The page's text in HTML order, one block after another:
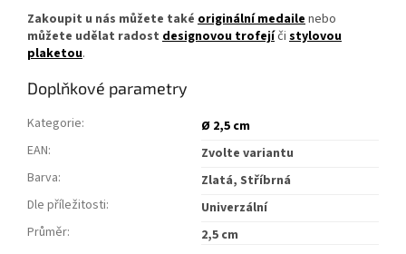
Zakoupit u nás můžete také originální medailenebo
můžete udělat radost designovou trofejíči stylovou
plaketou.
Doplňkové parametry
Kategorie:
Ø 2,5 cm
EAN:
Zvolte variantu
Barva:
Zlatá, Stříbrná
Dle příležitosti:
Univerzální
Průměr: 2,5 cm